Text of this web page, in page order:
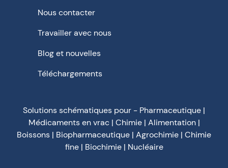
Nous contacter
Travailler avec nous
Blog et nouvelles
Téléchargements
Solutions schématiques pour - Pharmaceutique |
Médicaments en vrac | Chimie | Alimentation |
Boissons | Biopharmaceutique | Agrochimie | Chimie
fine | Biochimie | Nucléaire